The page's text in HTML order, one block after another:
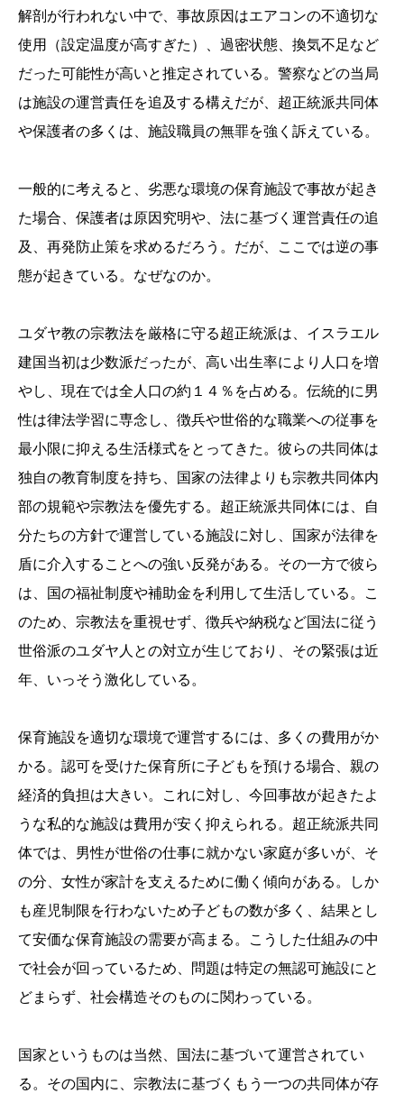
解剖が行われない中で、事故原因はエアコンの不適切な
使用（設定温度が高すぎた）、過密状態、換気不足など
だった可能性が高いと推定されている。警察などの当局
は施設の運営責任を追及する構えだが、超正統派共同体
や保護者の多くは、施設職員の無罪を強く訴えている。
一般的に考えると、劣悪な環境の保育施設で事故が起き
た場合、保護者は原因究明や、法に基づく運営責任の追
及、再発防止策を求めるだろう。だが、ここでは逆の事
態が起きている。なぜなのか。
ユダヤ教の宗教法を厳格に守る超正統派は、イスラエル
建国当初は少数派だったが、高い出生率により人口を増
やし、現在では全人口の約１４％を占める。伝統的に男
性は律法学習に専念し、徴兵や世俗的な職業への従事を
最小限に抑える生活様式をとってきた。彼らの共同体は
独自の教育制度を持ち、国家の法律よりも宗教共同体内
部の規範や宗教法を優先する。超正統派共同体には、自
分たちの方針で運営している施設に対し、国家が法律を
盾に介入することへの強い反発がある。その一方で彼ら
は、国の福祉制度や補助金を利用して生活している。こ
のため、宗教法を重視せず、徴兵や納税など国法に従う
世俗派のユダヤ人との対立が生じており、その緊張は近
年、いっそう激化している。
保育施設を適切な環境で運営するには、多くの費用がか
かる。認可を受けた保育所に子どもを預ける場合、親の
経済的負担は大きい。これに対し、今回事故が起きたよ
うな私的な施設は費用が安く抑えられる。超正統派共同
体では、男性が世俗の仕事に就かない家庭が多いが、そ
の分、女性が家計を支えるために働く傾向がある。しか
も産児制限を行わないため子どもの数が多く、結果とし
て安価な保育施設の需要が高まる。こうした仕組みの中
で社会が回っているため、問題は特定の無認可施設にと
どまらず、社会構造そのものに関わっている。
国家というものは当然、国法に基づいて運営されてい
る。その国内に、宗教法に基づくもう一つの共同体が存